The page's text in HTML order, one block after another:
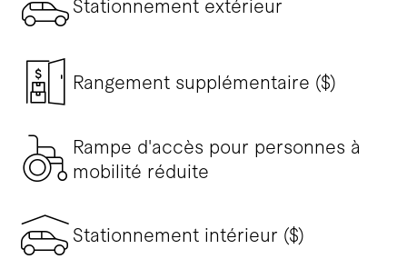
Stationnement extérieur
Rangement supplémentaire ($)
Rampe d'accès pour personnes à
mobilité réduite
Stationnement intérieur ($)